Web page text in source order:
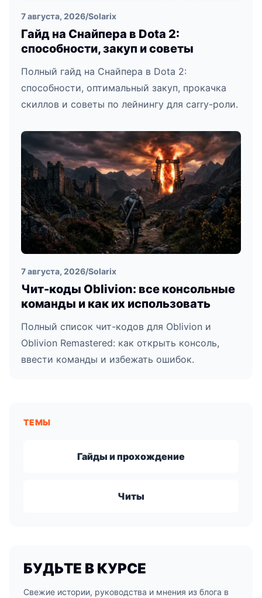
7 августа, 2026/Solarix
Гайд на Снайпера в Dota 2:
способности, закуп и советы
Полный гайд на Снайпера в Dota 2:
способности, оптимальный закуп, прокачка
скиллов и советы по лейнингу для carry-роли.
7 августа, 2026/Solarix
Чит-коды Oblivion: все консольные
команды и как их использовать
Полный список чит-кодов для Oblivion и
Oblivion Remastered: как открыть консоль,
ввести команды и избежать ошибок.
ТЕМЫ
Гайды и прохождение
Читы
БУДЬТЕ В КУРСЕ
Свежие истории, руководства и мнения из блога в